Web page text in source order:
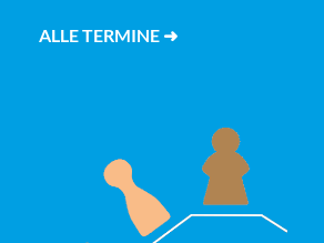
ALLE TERMINE ➜